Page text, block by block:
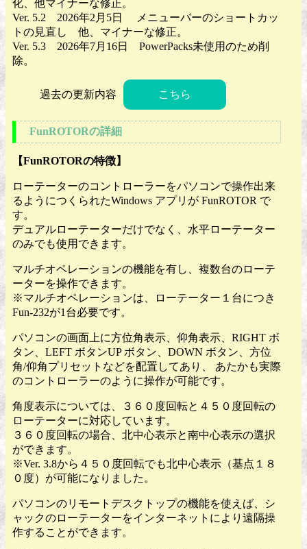
化、他マイナーな修正。
Ver. 5.2 2026年2月5日 メニューバーのショートカッ
トの見直し 他、マイナーな修正。
Ver. 5.3 2026年7月16日 PowerPacks未使用のため削
除。
過去の更新内容 こちら
FunROTORの詳細
【FunROTORの特徴】
ローテーターのコントローラーをパソコンで操作出来
るようにつくられたWindows アプリが FunROTOR で
す。
デュアルローテーターだけでなく、水平ローテーター
のみでも使用できます。
マルチオペレーションの機能を有し、複数台のローテ
ーターを操作できます。
※マルチオペレーションは、ローテーター１台につき
Fun-232が1台必要です。
パソコンの画面上に方位角表示、仰角表示、RIGHT ボ
タン、LEFT ボタンUP ボタン、DOWN ボタン、方位
角/仰角プリセットなどを配置してあり、 あたかも実際
のコントローラーのように操作が可能です。
角度表示については、３６０度回転と４５０度回転の
ローテーターに対応しています。
３６０度回転の場合、北中心表示と南中心表示の選択
ができます。
※Ver. 3.8から４５０度回転でも北中心表示（基点１８
０度）が可能になりました。
パソコンのリモートデスクトップの機能を使えば、シ
ャックのローテーターをインターネットにより遠隔操
作することができます。